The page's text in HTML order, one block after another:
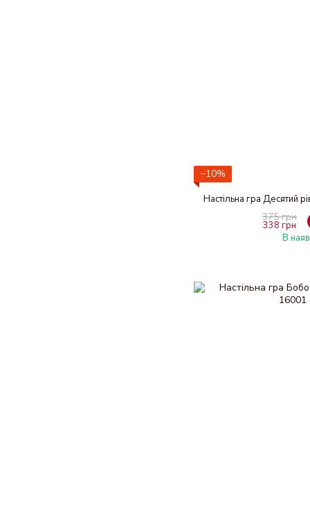
−10%
Настільна гра Десятий
375 грн
338 грн
В